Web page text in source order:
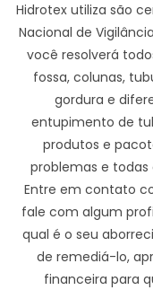
Hidrotex utiliza são
Nacional de
você resolverá
fossa, colunas,
gordura e
entupimento de
produtos e
problemas e
Entre em contato
fale com algum
qual é o seu
de remediá-lo,
financeira para